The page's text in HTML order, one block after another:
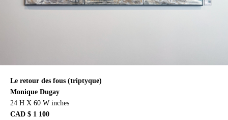
Le retour des fous (triptyque)
Monique Dugay
24 H X 60 W inches
CAD $ 1 100